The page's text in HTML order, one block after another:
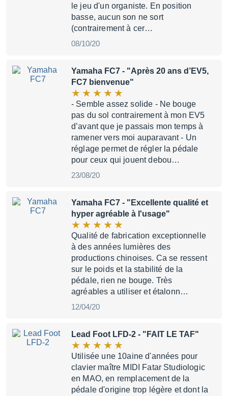
le jeu d'un organiste. En position
basse, aucun son ne sort
(contrairement à cer…
08/10/20
Yamaha FC7 - "Après 20 ans d’EV5,
FC7 bienvenue"
- Semble assez solide - Ne bouge
pas du sol contrairement à mon EV5
d’avant que je passais mon temps à
ramener vers moi auparavant - Un
réglage permet de régler la pédale
pour ceux qui jouent debou…
23/08/20
Yamaha FC7 - "Excellente qualité et
hyper agréable à l'usage"
Qualité de fabrication exceptionnelle
à des années lumières des
productions chinoises. Ca se ressent
sur le poids et la stabilité de la
pédale, rien ne bouge. Très
agréables a utiliser et étalonn…
12/04/20
Lead Foot LFD-2 - "FAIT LE TAF"
Utilisée une 10aine d'années pour
clavier maître MIDI Fatar Studiologic
en MAO, en remplacement de la
pédale d'origine trop légère et dont la